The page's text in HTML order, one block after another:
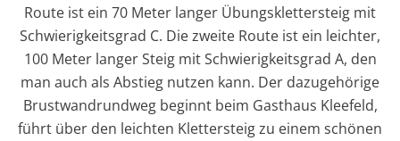
Route ist ein 70 Meter langer Übungsklettersteig mit
Schwierigkeitsgrad C. Die zweite Route ist ein leichter,
100 Meter langer Steig mit Schwierigkeitsgrad A, den
man auch als Abstieg nutzen kann. Der dazugehörige
Brustwandrundweg beginnt beim Gasthaus Kleefeld,
führt über den leichten Klettersteig zu einem schönen